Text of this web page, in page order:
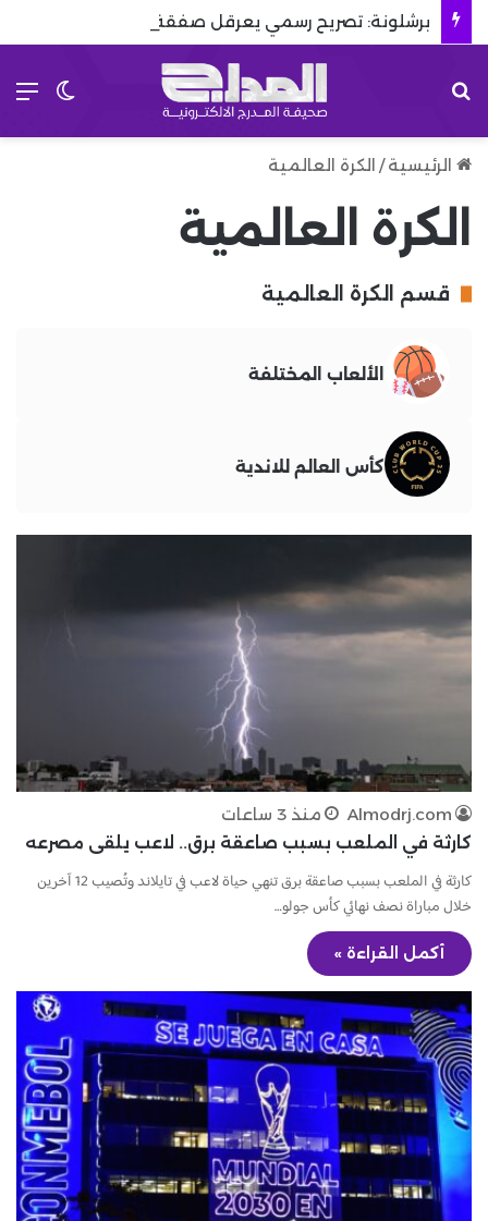
برشلونة: تصريح رسمي يعرقل صفقة المستقبل
الرئيسية / الكرة العالمية
الكرة العالمية
قسم الكرة العالمية
الألعاب المختلفة
كأس العالم للاندية
Almodrj.com
منذ 3 ساعات
كارثة في الملعب بسبب صاعقة برق.. لاعب يلقى مصرعه
كارثة في الملعب بسبب صاعقة برق تنهي حياة لاعب في تايلاند وتُصيب 12 آخرين
خلال مباراة نصف نهائي كأس جولو…
أكمل القراءة »